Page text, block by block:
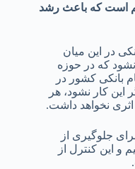
است که باعث رشد
در این میان
که در حوزه
بانکی کشور در
این کار نشود، هر
نخواهد داشت.
جلوگیری از
و این کنترل از